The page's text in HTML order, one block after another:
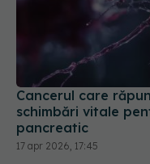
Cancerul care
schimbări vitale
pancreatic
17 apr 2026, 17:45